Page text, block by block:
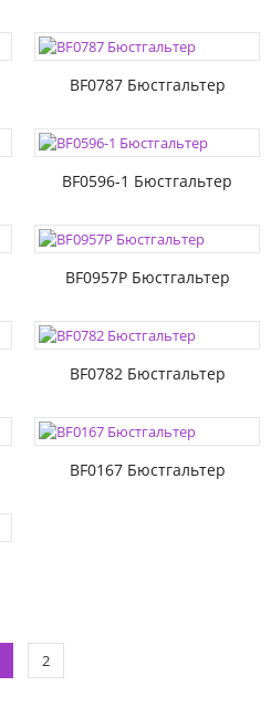
BF0787 Бюстгальтер
BF0596-1 Бюстгальтер
BF0957P Бюстгальтер
BF0782 Бюстгальтер
BF0167 Бюстгальтер
2